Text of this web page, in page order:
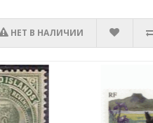
НЕТ В НАЛИЧИИ